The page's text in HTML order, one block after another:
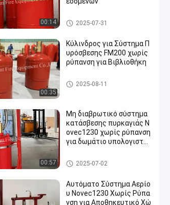
00:14 Κύλινδροι FM 200
2025-07-31
00:35
Κύλινδρος για Σύστημα Π
υρόσβεσης FM200 χωρίς
ρύπανση για Βιβλιοθήκη
Κύλινδροι FM 200
2025-08-11
00:57
Μη διαβρωτικό σύστημα
κατάσβεσης πυρκαγιάς N
ovec1230 χωρίς ρύπανση
για δωμάτιο υπολογιστώ
Novec 1230 σύστημα καταστ
ολής πυρκαγιάς
2025-07-02
Αυτόματο Σύστημα Αερίο
υ Novec1230 Χωρίς Ρύπα
νση για Αποθηκευτικό Χώ